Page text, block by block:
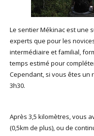
Le sentier Mékinac est une
experts que pour les
intermédiaire et familial,
temps estimé pour
Cependant, si vous êtes
3h30.
Après 3,5 kilomètres, vous
(0,5km de plus), ou de